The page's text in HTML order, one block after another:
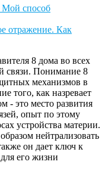
Мой способ
отражение. Как
8 дома во всех
связи. Понимание 8
механизмов в
того, как назревает
- это место развития
опыт по этому
устройства материи.
нейтрализовать
он дает ключ к
его жизни